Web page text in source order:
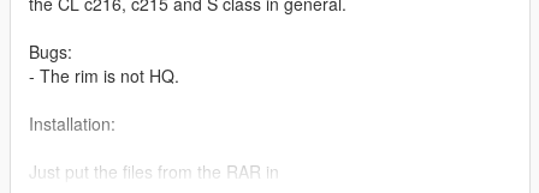
Bugs:
- The rim is not HQ.
Installation:
Just put the files from the RAR in